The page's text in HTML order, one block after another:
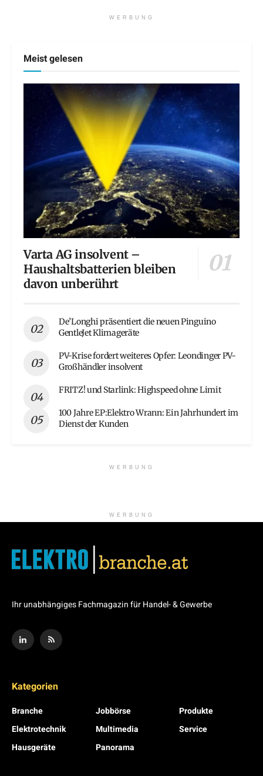
WERBUNG
Meist gelesen
Varta AG insolvent –
Haushaltsbatterien bleiben
davon unberührt
De’Longhi präsentiert die neuen Pinguino
GentleJet Klimageräte
PV-Krise fordert weiteres Opfer: Leondinger PV-
Großhändler insolvent
FRITZ! und Starlink: Highspeed ohne Limit
100 Jahre EP:Elektro Wrann: Ein Jahrhundert im
Dienst der Kunden
WERBUNG
WERBUNG
Ihr unabhängiges Fachmagazin für Handel- & Gewerbe
Kategorien
Branche
Elektrotechnik
Hausgeräte
Jobbörse
Multimedia
Panorama
Produkte
Service